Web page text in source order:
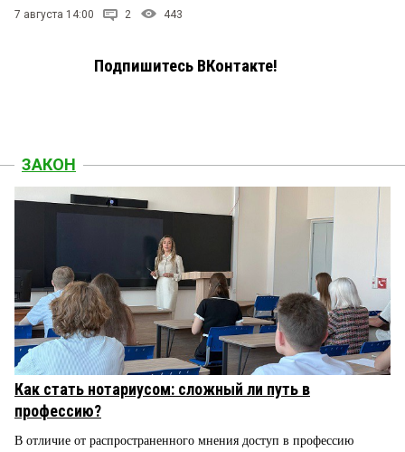
7 августа 14:00 2 443
Подпишитесь ВКонтакте!
ЗАКОН
Как стать нотариусом: сложный ли путь в
профессию?
В отличие от распространенного мнения доступ в профессию